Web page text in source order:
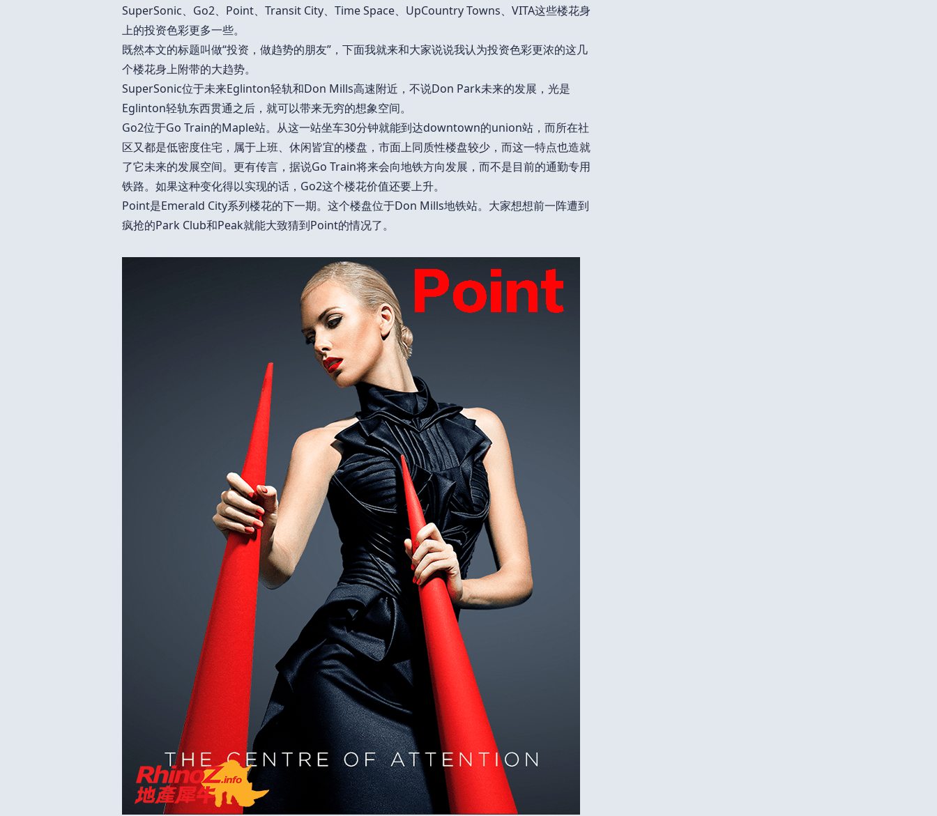
SuperSonic、Go2、Point、Transit City、Time Space、UpCountry Towns、VITA这些楼花身
上的投资色彩更多一些。
既然本文的标题叫做“投资，做趋势的朋友”，下面我就来和大家说说我认为投资色彩更浓的这几
个楼花身上附带的大趋势。
SuperSonic位于未来Eglinton轻轨和Don Mills高速附近，不说Don Park未来的发展，光是
Eglinton轻轨东西贯通之后，就可以带来无穷的想象空间。
Go2位于Go Train的Maple站。从这一站坐车30分钟就能到达downtown的union站，而所在社
区又都是低密度住宅，属于上班、休闲皆宜的楼盘，市面上同质性楼盘较少，而这一特点也造就
了它未来的发展空间。更有传言，据说Go Train将来会向地铁方向发展，而不是目前的通勤专用
铁路。如果这种变化得以实现的话，Go2这个楼花价值还要上升。
Point是Emerald City系列楼花的下一期。这个楼盘位于Don Mills地铁站。大家想想前一阵遭到
疯抢的Park Club和Peak就能大致猜到Point的情况了。